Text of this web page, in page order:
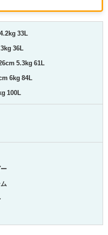
33L
36L
5.3kg 61L
6kg 84L
100L